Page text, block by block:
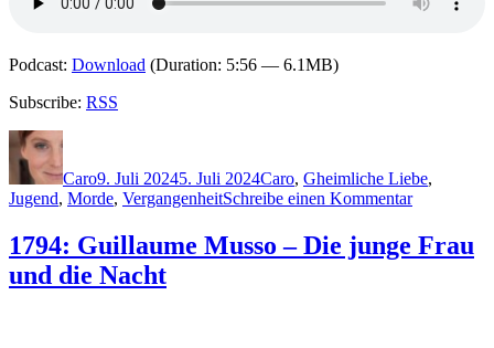
Podcast: Download (Duration: 5:56 — 6.1MB)
Subscribe: RSS
Autor
Caro9. Juli 20245. Juli 2024Caro, Gheimliche Liebe,
Jugend, Morde, VergangenheitSchreibe einen Kommentarzu
Linus
Geschke
1794: Guillaume Musso – Die junge Frau
und die Nacht